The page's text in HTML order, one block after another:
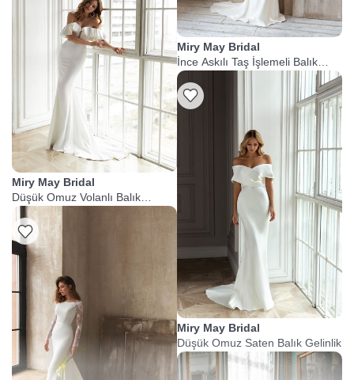
Miry May Bridal
Düşük Omuz Volanlı Balık
Gelinlik
Miry May Bridal
İnce Askılı Taş İşlemeli Balık
Gelinlik
Miry May Bridal
Düşük Omuz Saten Balık Gelinlik